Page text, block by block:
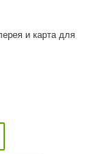
и карта для